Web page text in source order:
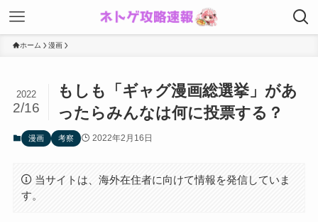
ホーム 漫画
もしも「ギャグ漫画総選挙」があ
ったらみんなは何に投票する？
2022
2/16
漫画 考察 2022年2月16日
当サイトは、海外在住者に向けて情報を発信していま
す。